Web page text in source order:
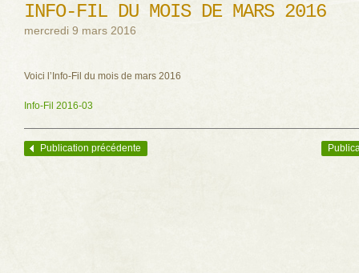
INFO-FIL DU MOIS DE MARS 2016
mercredi 9 mars 2016
Voici l’Info-Fil du mois de mars 2016
Info-Fil 2016-03
Navigation des articles
Publication précédente